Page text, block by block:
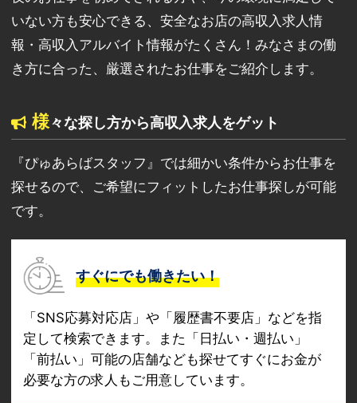
いない方も安心できる、安全なお店の高収入求人情
報・高収入アルバイト情報がたくさん！みなさまの働
き方に合った、厳選されたお仕事をご紹介します。
様々な探し方から高収入求人をゲット
『ぴゅあらばスタッフ』では細かい条件からお仕事を
探せるので、ご希望にフィットしたお仕事探しが可能
です。
すぐにでも働きたい！
「SNS応募対応店」や「履歴書不要店」などを指
定して検索できます。また「日払い・週払い」
「前払い」可能の店舗なども探せてすぐにお金が
必要な方の求人もご用意しています。